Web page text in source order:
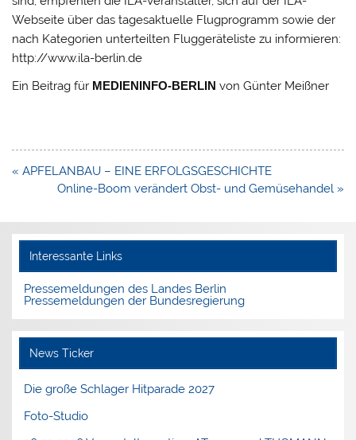
Webseite über das tagesaktuelle Flugprogramm sowie der
nach Kategorien unterteilten Fluggeräteliste zu informieren:
http://www.ila-berlin.de
Ein Beitrag für MEDIENINFO-BERLIN von Günter Meißner
Beitragsnavigation
« APFELANBAU – EINE ERFOLGSGESCHICHTE
Online-Boom verändert Obst- und Gemüsehandel »
Interessante Links
Pressemeldungen des Landes Berlin
Pressemeldungen der Bundesregierung
News Ticker
Die große Schlager Hitparade 2027
Foto-Studio